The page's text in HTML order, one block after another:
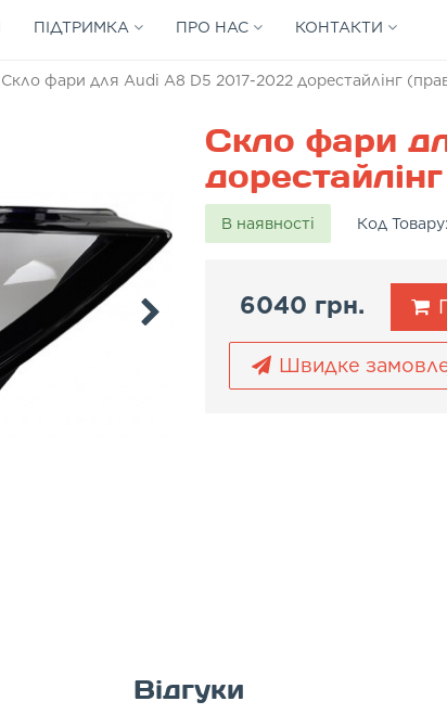
ПІДТРИМКА ПРО НАС КОНТАКТИ
Скло фари для Audi A8 D5 2017-2022 дорестайлінг
Скло фари
В наявності Код Товару:
6040 грн.
Швидке
Відгуки